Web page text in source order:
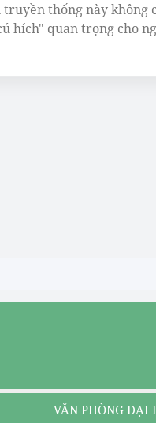
truyền thống này không
hích" quan trọng cho
VĂN PHÒNG ĐẠI